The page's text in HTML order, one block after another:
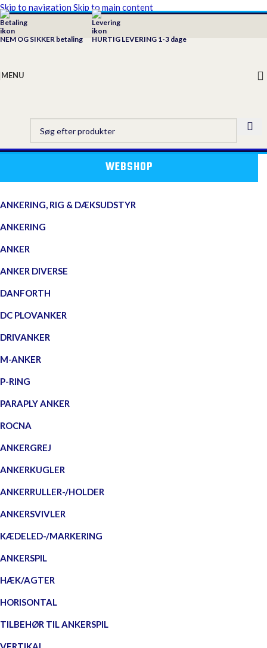
Skip to navigation Skip to main content
NEM OG SIKKER betaling HURTIG LEVERING 1-3 dage
MENU
WEBSHOP
ANKERING, RIG & DÆKSUDSTYR
ANKERING
ANKER
ANKER DIVERSE
DANFORTH
DC PLOVANKER
DRIVANKER
M-ANKER
P-RING
PARAPLY ANKER
ROCNA
ANKERGREJ
ANKERKUGLER
ANKERRULLER-/HOLDER
ANKERSVIVLER
KÆDELED-/MARKERING
ANKERSPIL
HÆK/AGTER
HORISONTAL
TILBEHØR TIL ANKERSPIL